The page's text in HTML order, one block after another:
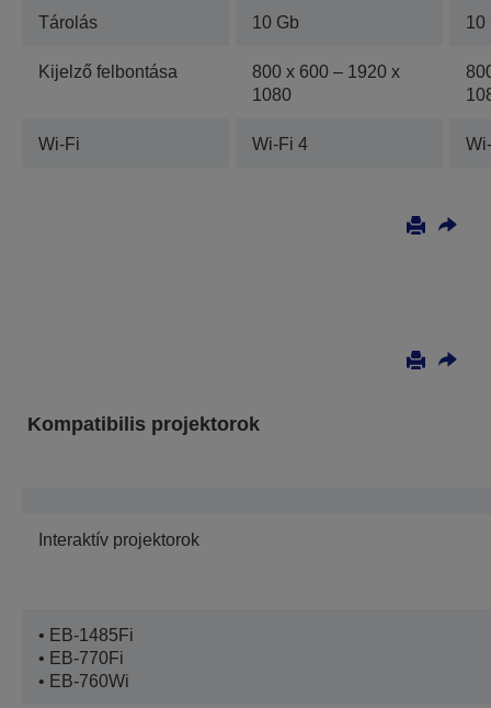
Tárolás 10 Gb 10
Kijelző felbontása
800 x 600 – 1920 x
1080
Wi-Fi Wi-Fi 4
Kompatibilis projektorok
Interaktív projektorok
• EB-1485Fi
• EB-770Fi
• EB-760Wi